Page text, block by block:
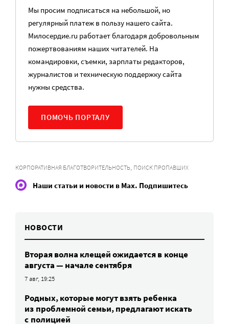
Мы просим подписаться на небольшой, но
регулярный платеж в пользу нашего сайта.
Милосердие.ru работает благодаря добровольным
пожертвованиям наших читателей. На
командировки, съемки, зарплаты редакторов,
журналистов и техническую поддержку сайта
нужны средства.
ПОМОЧЬ ПОРТАЛУ
КОРПОРАТИВНАЯ БЛАГОТВОРИТЕЛЬНОСТЬ, ПОИСК ПРОПАВШИХ
Наши статьи и новости в Max. Подпишитесь
НОВОСТИ
Вторая волна клещей ожидается в конце
августа — начале сентября
7 авг, 19:25
Родных, которые могут взять ребенка
из проблемной семьи, предлагают искать
с полицией